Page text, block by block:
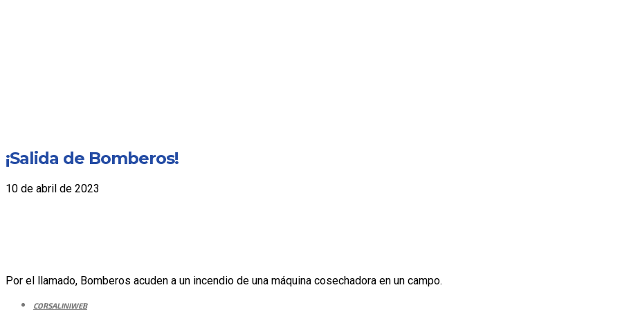
¡Salida de Bomberos!
10 de abril de 2023
Por el llamado, Bomberos acuden a un incendio de una máquina cosechadora en un campo.
CORSALINIWEB